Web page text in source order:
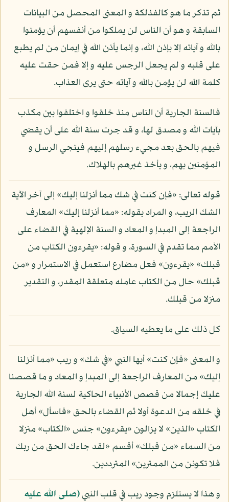
ثم تذكر ما هو كالفذلكة و المعنى المحصل من البيانات
السابقة و هو أن الناس لن يملكوا من أنفسهم أن يؤمنوا
بالله و آياته إلا بإذن الله، و إنما يأذن الله في إيمان من لم يطبع
على قلبه و لم يجعل الرجس عليه و إلا فمن حقت عليه
كلمة الله لن يؤمن بالله و آياته حتى يرى العذاب.
فالسنة الجارية أن الناس منذ خلقوا و اختلفوا بين مكذب
بآيات الله و مصدق لها، و قد جرت سنة الله على أن يقضي
فيهم بالحق بعد مجيء رسلهم إليهم فينجي الرسل و
المؤمنين بهم، و يأخذ غيرهم بالهلاك.
قوله تعالى: «فإن كنت في شك مما أنزلنا إليك» إلى آخر الآية
الشك الريب، و المراد بقوله: «مما أنزلنا إليك» المعارف
الراجعة إلى المبدإ و المعاد و السنة الإلهية في القضاء على
الأمم مما تقدم في السورة، و قوله: «يقرءون الكتاب من
قبلك» «يقرءون» فعل مضارع استعمل في الاستمرار و «من
قبلك» حال من الكتاب عامله متعلقة المقدر، و التقدير
منزلا من قبلك.
كل ذلك على ما يعطيه السياق.
و المعنى «فإن كنت» أيها النبي «في شك» و ريب «مما أنزلنا
إليك» من المعارف الراجعة إلى المبدإ و المعاد و ما قصصنا
عليك إجمالا من قصص الأنبياء الحاكية لسنة الله الجارية
في خلقه من الدعوة أولا ثم القضاء بالحق «فاسأل» أهل
الكتاب «الذين» لا يزالون «يقرءون» جنس «الكتاب» منزلا
من السماء «من قبلك» أقسم «لقد جاءك الحق من ربك
فلا تكونن من الممترين» المترددين.
و هذا لا يستلزم وجود ريب في قلب النبي(صلى الله عليه